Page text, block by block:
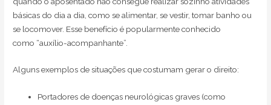
básicas do dia a dia, como se alimentar, se vestir, tomar banho ou
se locomover. Esse benefício é popularmente conhecido
como “auxílio-acompanhante”.
Alguns exemplos de situações que costumam gerar o direito:
Portadores de doenças neurológicas graves (como